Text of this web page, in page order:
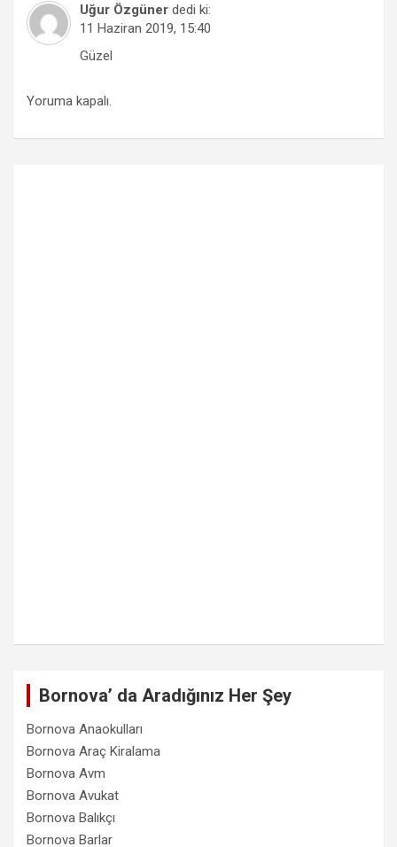
Uğur Özgüner dedi ki:
11 Haziran 2019, 15:40
Güzel
Yoruma kapalı.
Bornova’ da Aradığınız Her Şey
Bornova Anaokulları
Bornova Araç Kiralama
Bornova Avm
Bornova Avukat
Bornova Balıkçı
Bornova Barlar